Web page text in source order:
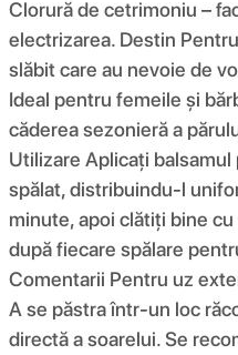
Clorură de cetrimoniu –
electrizarea. Destin
slăbit care au nevoie de
Ideal pentru femeile și
căderea sezonieră a
Utilizare Aplicați
spălat, distribuindu-l
minute, apoi clătiți bine
după fiecare spălare
Comentarii Pentru uz
A se păstra într-un loc
directă a soarelui. Se